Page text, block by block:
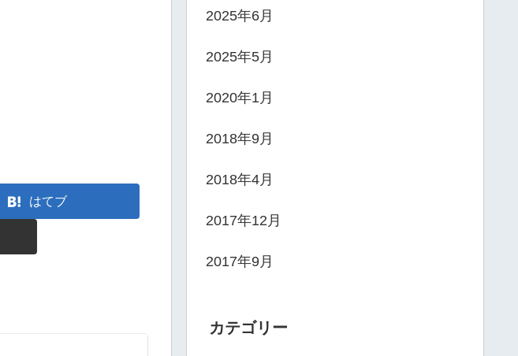
はてブ
2025年6月
2025年5月
2020年1月
2018年9月
2018年4月
2017年12月
2017年9月
カテゴリー